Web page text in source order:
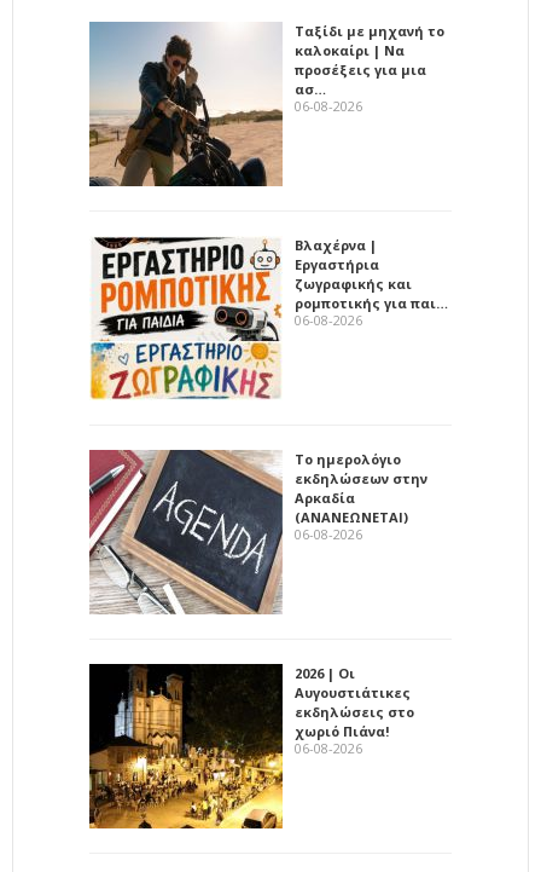
Ταξίδι με μηχανή το
καλοκαίρι | Να
προσέξεις για μια
ασ…
06-08-2026
Βλαχέρνα |
Εργαστήρια
ζωγραφικής και
ρομποτικής για παι…
06-08-2026
Το ημερολόγιο
εκδηλώσεων στην
Αρκαδία
(ΑΝΑΝΕΩΝΕΤΑΙ)
06-08-2026
2026 | Οι
Αυγουστιάτικες
εκδηλώσεις στο
χωριό Πιάνα!
06-08-2026